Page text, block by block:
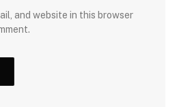
and website in this browser